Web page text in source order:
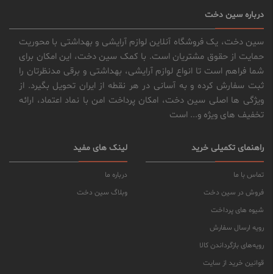
درباره سین دخت
سین دخت، یک فروشگاه آنلاین لوازم آرایشی و بهداشتی با محوریت
حمایت از حقوق مشتریان است. با کمک سین دخت، این امکان برای
شما فراهم است تا انواع لوازم آرایشی، بهداشتی و برقی مدنظرتان را
ثبت سفارش کرده و به آسانی در هر نقطه از ایران تحویل بگیرد. از
ویژگی ها اصلی سین دخت، امکان پرداخت امن با نماد اعتماد، ارائه
تخفیف های ویژه و... است
راهنمای تکمیلی خرید
تماس با ما
فروش در سین دخت
شیوه های پرداخت
رویه ارسال سفارش
رویه‌های بازگرداندن کالا
قوانین خرید از سایت
لینک های مفید
درباره ما
وبلاگ سین دخت